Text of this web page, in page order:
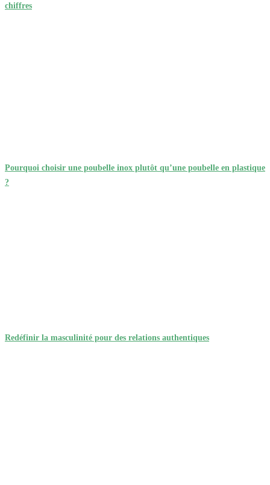
chiffres
Pourquoi choisir une poubelle inox plutôt qu’une poubelle en plastique
?
Redéfinir la masculinité pour des relations authentiques